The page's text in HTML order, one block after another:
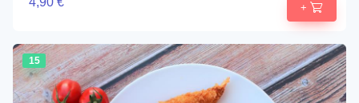
+
15